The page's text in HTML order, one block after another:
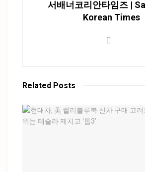
서배너코리안타임즈 |
Korean Times
Related Posts